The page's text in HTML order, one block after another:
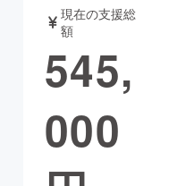
音楽
ゲーム・サ
現在の支援総
額
545,
000